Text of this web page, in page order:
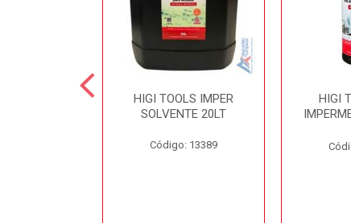
HIGI TOOLS IMPER
SOLVENTE 20LT
Código: 13389
HIGI